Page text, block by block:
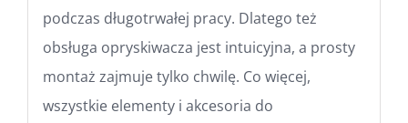
podczas długotrwałej pracy. Dlatego też
obsługa opryskiwacza jest intuicyjna, a prosty
montaż zajmuje tylko chwilę. Co więcej,
wszystkie elementy i akcesoria do